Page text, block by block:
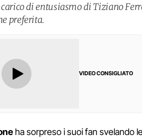
di entusiasmo di Tiziano
preferita.
VIDEO CONSIGLIATO
ha sorpreso i suoi fan svelando